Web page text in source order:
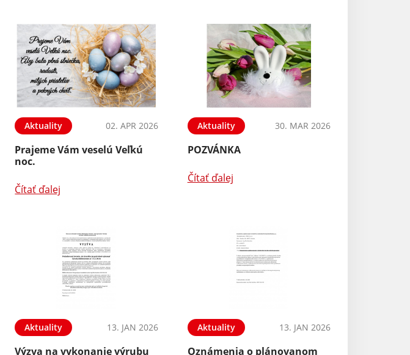
Aktuality 02. APR 2026
Prajeme Vám veselú Veľkú
noc.
Čítať ďalej
Aktuality 30. MAR 2026
POZVÁNKA
Čítať ďalej
Aktuality 13. JAN 2026
Výzva na vykonanie výrubu
Aktuality 13. JAN 2026
Oznámenia o plánovanom